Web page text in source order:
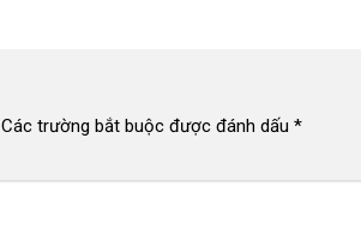
Các trường bắt buộc được đánh dấu *